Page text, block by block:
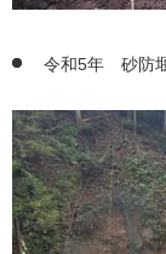
令和5年 砂防